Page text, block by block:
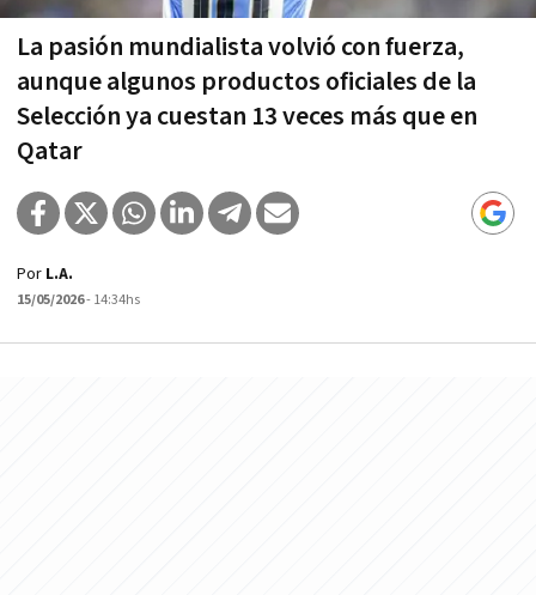
La pasión mundialista volvió con fuerza,
aunque algunos productos oficiales de la
Selección ya cuestan 13 veces más que en
Qatar
Por L.A.
15/05/2026- 14:34hs